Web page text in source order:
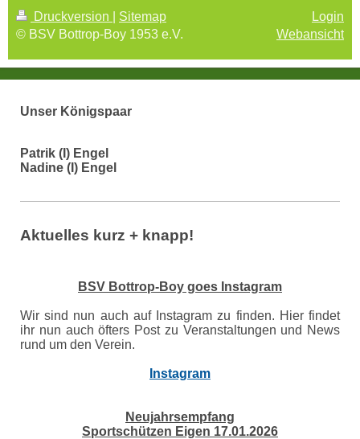
Druckversion
Sitemap
© BSV Bottrop-Boy 1953 e.V.
Login
Webansicht
Unser Königspaar
Patrik (I) Engel
Nadine (I) Engel
Aktuelles kurz + knapp!
BSV Bottrop-Boy goes Instagram
Wir sind nun auch auf Instagram zu finden. Hier findet
ihr nun auch öfters Post zu Veranstaltungen und News
rund um den Verein.
Instagram
Neujahrsempfang
Sportschützen Eigen 17.01.2026